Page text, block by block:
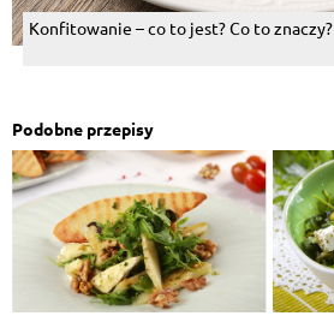
Konfitowanie – co to jest? Co to znaczy?
Podobne przepisy